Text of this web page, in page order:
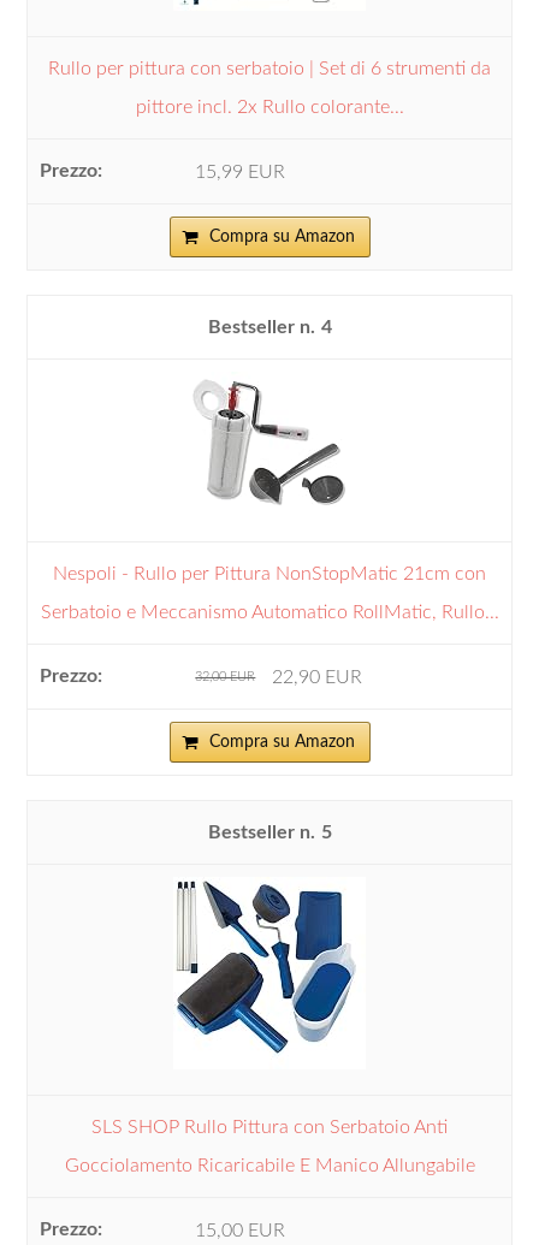
Rullo per pittura con serbatoio | Set di 6 strumenti da
pittore incl. 2x Rullo colorante...
15,99 EUR
Compra su Amazon
4
Nespoli - Rullo per Pittura NonStopMatic 21cm con
Serbatoio e Meccanismo Automatico RollMatic, Rullo...
32,00 EUR 22,90 EUR
Compra su Amazon
5
SLS SHOP Rullo Pittura con Serbatoio Anti
Gocciolamento Ricaricabile E Manico Allungabile
15,00 EUR